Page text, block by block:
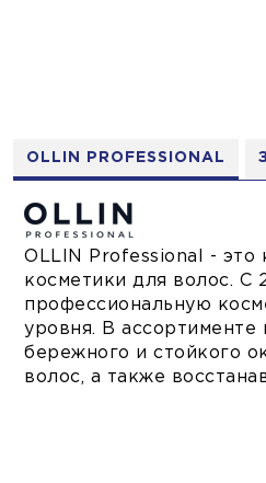
OLLIN PROFESSIONAL
OLLIN Professional - это
косметики для волос. С
профессиональную
уровня. В
бережного и стойкого
волос, а также